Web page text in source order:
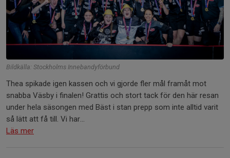
Bildkälla: Stockholms Innebandyförbund
Thea spikade igen kassen och vi gjorde fler mål framåt mot
snabba Väsby i finalen! Grattis och stort tack för den här resan
under hela säsongen med Bäst i stan prepp som inte alltid varit
så lätt att få till. Vi har...
Läs mer